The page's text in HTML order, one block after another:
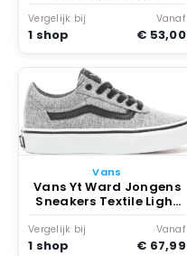
Vergelijk bij
1 shop
Vanaf
€ 53,00
Vans
Vans Yt Ward Jongens
Sneakers Textile Light
/Whit Grijs
Vergelijk bij
1 shop
Vanaf
€ 67,99